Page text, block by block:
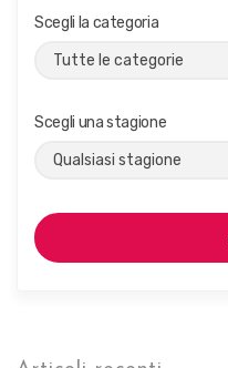
Scegli la categoria
Scegli una stagione